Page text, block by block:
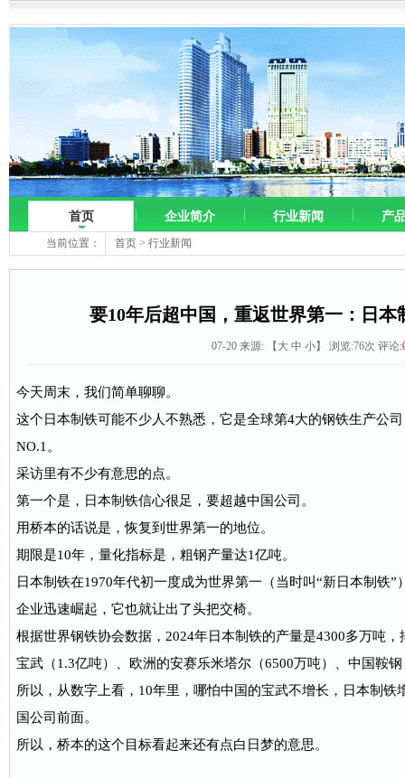
首页 企业简介 行业新闻 产
当前位置： 首页 > 行业新闻
要10年后超中国，重返世界第一：日本
07-20 来源: 【 大 中 小】 浏览:76次 评论:
今天周末，我们简单聊聊。
这个日本制铁可能不少人不熟悉，它是全球第4大的钢铁生产公
NO.1。
采访里有不少有意思的点。
第一个是，日本制铁信心很足，要超越中国公司。
用桥本的话说是，恢复到世界第一的地位。
期限是10年，量化指标是，粗钢产量达1亿吨。
日本制铁在1970年代初一度成为世界第一（当时叫“新日本制铁”
企业迅速崛起，它也就让出了头把交椅。
根据世界钢铁协会数据，2024年日本制铁的产量是4300多万吨
宝武（1.3亿吨）、欧洲的安赛乐米塔尔（6500万吨）、中国鞍
所以，从数字上看，10年里，哪怕中国的宝武不增长，日本制铁
国公司前面。
所以，桥本的这个目标看起来还有点白日梦的意思。